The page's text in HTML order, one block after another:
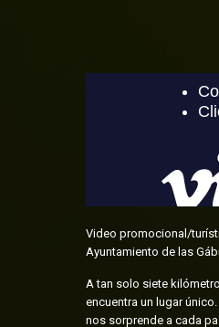
Video promocional/
Ayuntamiento de las
A tan solo siete
encuentra un lugar
nos sorprende a cada